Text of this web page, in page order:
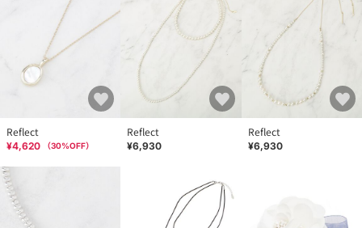
Reflect
¥4,620 （30%OFF）
Reflect
¥6,930
Reflect
¥6,930